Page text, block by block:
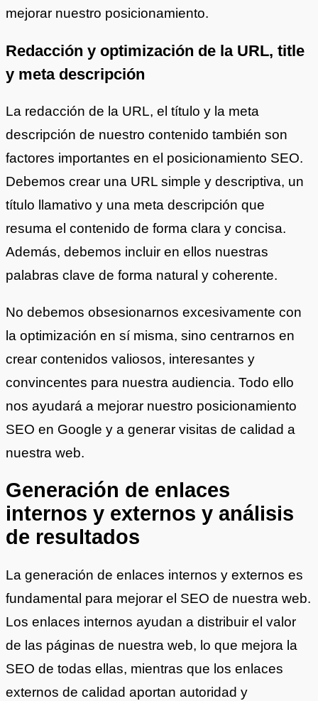
mejorar nuestro posicionamiento.
Redacción y optimización de la URL, title
y meta descripción
La redacción de la URL, el título y la meta
descripción de nuestro contenido también son
factores importantes en el posicionamiento SEO.
Debemos crear una URL simple y descriptiva, un
título llamativo y una meta descripción que
resuma el contenido de forma clara y concisa.
Además, debemos incluir en ellos nuestras
palabras clave de forma natural y coherente.
No debemos obsesionarnos excesivamente con
la optimización en sí misma, sino centrarnos en
crear contenidos valiosos, interesantes y
convincentes para nuestra audiencia. Todo ello
nos ayudará a mejorar nuestro posicionamiento
SEO en Google y a generar visitas de calidad a
nuestra web.
Generación de enlaces
internos y externos y análisis
de resultados
La generación de enlaces internos y externos es
fundamental para mejorar el SEO de nuestra web.
Los enlaces internos ayudan a distribuir el valor
de las páginas de nuestra web, lo que mejora la
SEO de todas ellas, mientras que los enlaces
externos de calidad aportan autoridad y